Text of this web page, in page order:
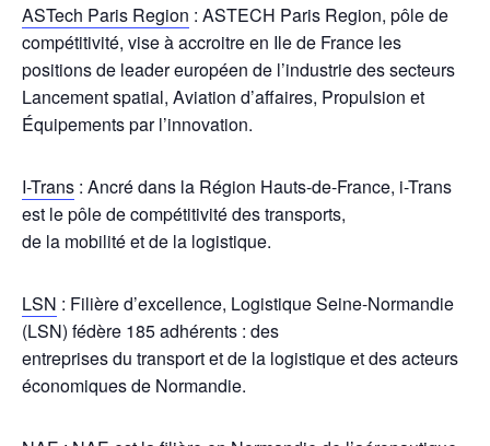
ASTech Paris Region : ASTECH Paris Region, pôle de
compétitivité, vise à accroitre en Ile de France les
positions de leader européen de l’industrie des secteurs
Lancement spatial, Aviation d’affaires, Propulsion et
Équipements par l’innovation.
I-Trans : Ancré dans la Région Hauts-de-France, i-Trans
est le pôle de compétitivité des transports,
de la mobilité et de la logistique.
LSN : Filière d’excellence, Logistique Seine-Normandie
(LSN) fédère 185 adhérents : des
entreprises du transport et de la logistique et des acteurs
économiques de Normandie.